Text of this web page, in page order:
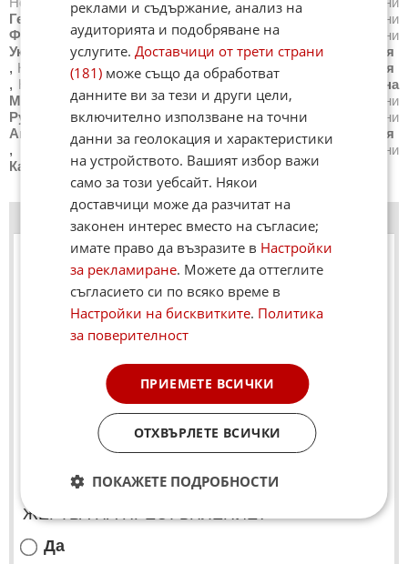
Германия
Италия ,
Новини
Франция
,НовиниИспания ,НовиниГърция
Новини
Украйна
,Новини Белгия ,НовиниКитай ,Новини
Сирия
, Новини Сърбия ,НовиниБразилия ,Новини
Австралия
, Новини Япония Новини Швейцария
Северна
Македония
,НовиниТурция ,НовиниПолша
Новини
Румъния
,НовиниИран (Ислямска Република)
Новини
Австрия
,Новини Нидерландия ,НовиниСеверна Корея
,
Новини Всички държави Новини Унгария
Новини
Канада
СЛЕД ЖЕСТОКОТО УБИЙСТВО В ПЛОВДИВ
СТРАХУВАТЕ ЛИ СЕ, ЧЕ ЩЕ СТАНЕТЕ
ЖЕРТВА НА ПРЕСТЪПЛЕНИЕ?
Да
реклами и съдържание, анализ на
аудиторията и подобряване на
услугите.Доставчици от трети страни
(181) може също да обработват
данните ви за тези и други цели,
включително използване на точни
данни за геолокация и характеристики
на устройството. Вашият избор важи
само за този уебсайт. Някои
доставчици може да разчитат на
законен интерес вместо на съгласие;
имате право да възразите в Настройки
за рекламиране. Можете да оттеглите
съгласието си по всяко време в
Настройки на бисквитките. Политика
за поверителност
ПРИЕМЕТЕ ВСИЧКИ
ОТХВЪРЛЕТЕ ВСИЧКИ
ПОКАЖЕТЕ ПОДРОБНОСТИ